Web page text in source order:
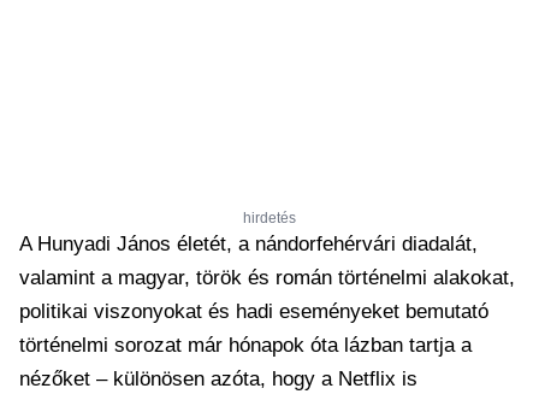
hirdetés
A Hunyadi János életét, a nándorfehérvári diadalát,
valamint a magyar, török és román történelmi alakokat,
politikai viszonyokat és hadi eseményeket bemutató
történelmi sorozat már hónapok óta lázban tartja a
nézőket – különösen azóta, hogy a Netflix is